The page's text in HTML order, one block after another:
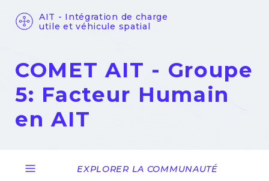
AIT - Intégration de charge
utile et véhicule spatial
COMET AIT - Groupe
5: Facteur Humain
en AIT
EXPLORER LA COMMUNAUTÉ